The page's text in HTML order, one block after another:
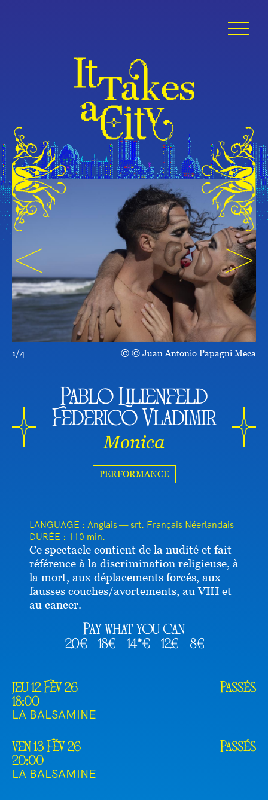
1/4 © Juan Antonio Papagni Meca
Pablo Lilienfeld
Federico Vladimir
Monica
PERFORMANCE
LANGUAGE : Anglais — srt. Français Néerlandais
DURÉE : 110 min.
Ce spectacle contient de la nudité et fait
référence à la discrimination religieuse, à
la mort, aux déplacements forcés, aux
fausses couches/avortements, au VIH et
au cancer.
jeu 12 Fév 26
18:00
Passés
LA BALSAMINE
ven 13 Fév 26
20:00
Passés
LA BALSAMINE
Pay what you can
20€
18€ 14*€ 12€ 8€